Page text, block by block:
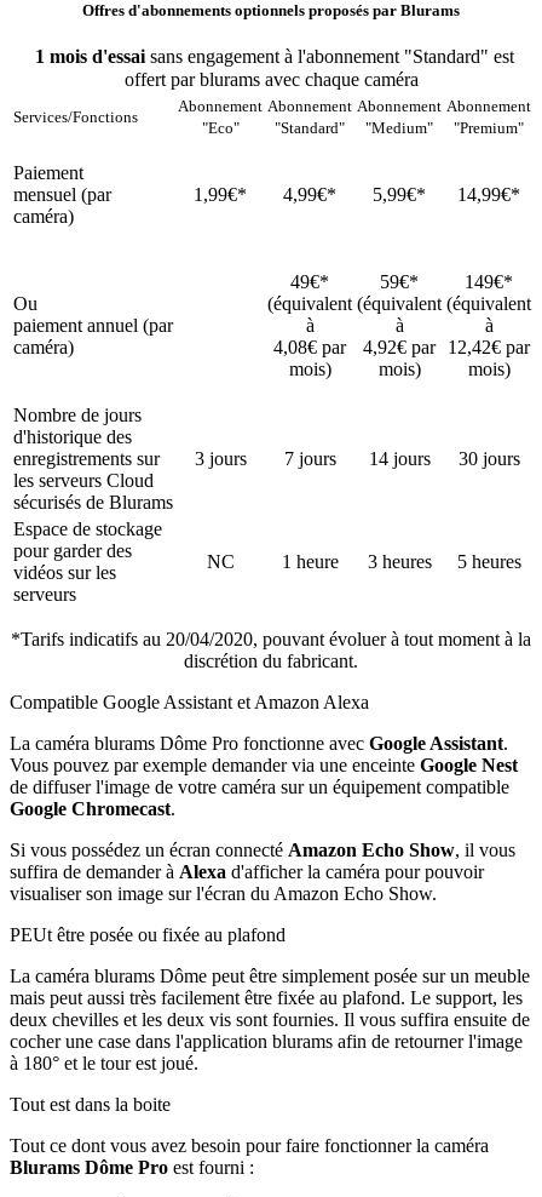
Offres d'abonnements optionnels proposés par Blurams
1 mois d'essaisans engagement à l'abonnement "Standard" est
offert par blurams avec chaque caméra
Services/Fonctions
Abonnement
"Eco"
Abonnement
"Standard"
Abonnement
"Medium"
Abonnement
"Premium"
Paiement
mensuel (par
caméra)
1,99€* 4,99€* 5,99€* 14,99€*
Ou
paiementannuel (par
caméra)
49€*
(équivalent
à
4,08€ par
mois)
59€*
(équivalent
à
4,92€ par
mois)
149€*
(équivalent
à
12,42€ par
mois)
Nombre de jours
d'historique des
enregistrements sur
les serveurs Cloud
sécurisés de Blurams
3 jours 7 jours 14 jours 30 jours
Espace de stockage
pour garder des
vidéos sur les
serveurs
NC 1 heure 3 heures 5 heures
*Tarifs indicatifs au 20/04/2020, pouvant évoluer à tout moment à la
discrétion du fabricant.
Compatible Google Assistant et Amazon Alexa
La caméra blurams Dôme Pro fonctionne avec Google Assistant.
Vous pouvez par exemple demander via une enceinte Google Nest
de diffuser l'image de votre caméra sur un équipement compatible
Google Chromecast.
Si vous possédez un écran connecté Amazon Echo Show, il vous
suffira de demander à Alexa d'afficher la caméra pour pouvoir
visualiser son image sur l'écran du Amazon Echo Show.
PEUt être posée ou fixée au plafond
La caméra blurams Dôme peut être simplement posée sur un meuble
mais peut aussi très facilement être fixée au plafond. Le support, les
deux chevilles et les deux vis sont fournies. Il vous suffira ensuite de
cocher une case dans l'application blurams afin de retourner l'image
à 180° et le tour est joué.
Tout est dans la boite
Tout ce dont vous avez besoin pour faire fonctionner la caméra
Blurams Dôme Pro est fourni :